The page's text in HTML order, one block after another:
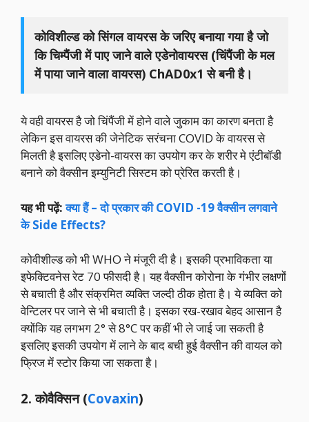
कोविशील्ड को सिंगल वायरस के जरिए बनाया गया है जो
कि चिम्पैंजी में पाए जाने वाले एडेनोवायरस (चिंपैंजी के मल
में पाया जाने वाला वायरस) ChAD0x1 से बनी है।
ये वही वायरस है जो चिंपैंजी में होने वाले जुकाम का कारण बनता है
लेकिन इस वायरस की जेनेटिक सरंचना COVID के वायरस से
मिलती है इसलिए एडेनो-वायरस का उपयोग कर के शरीर मे एंटीबॉडी
बनाने को वैक्सीन इम्युनिटी सिस्टम को प्रेरित करती है।
यह भी पढ़ें:क्या हैं – दो प्रकार की COVID -19 वैक्सीन लगवाने
के Side Effects?
कोवीशील्ड को भी WHO ने मंजूरी दी है। इसकी प्रभाविकता या
इफेक्टिवनेस रेट 70 फीसदी है। यह वैक्सीन कोरोना के गंभीर लक्षणों
से बचाती है और संक्रमित व्यक्ति जल्दी ठीक होता है। ये व्यक्ति को
वेन्टिलर पर जाने से भी बचाती है। इसका रख-रखाव बेहद आसान है
क्योंकि यह लगभग 2° से 8°C पर कहीं भी ले जाई जा सकती है
इसलिए इसकी उपयोग में लाने के बाद बची हुई वैक्सीन की वायल को
फ्रिज में स्टोर किया जा सकता है।
2. कोवैक्सिन (Covaxin)